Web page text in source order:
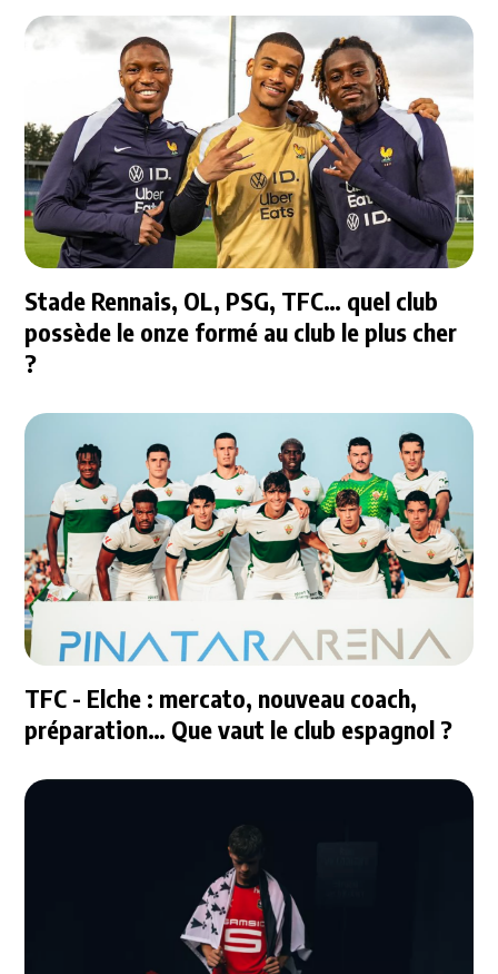
Stade Rennais, OL, PSG, TFC… quel club
possède le onze formé au club le plus cher
?
TFC - Elche : mercato, nouveau coach,
préparation… Que vaut le club espagnol ?